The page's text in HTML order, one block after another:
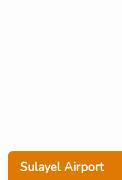
Sulayel Airport